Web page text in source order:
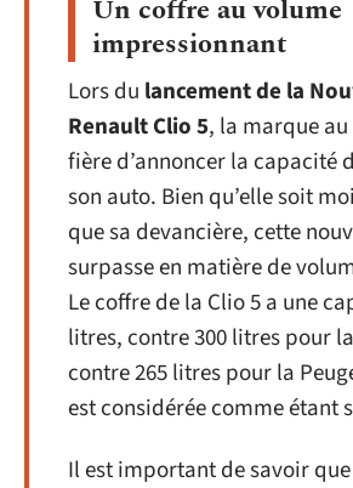
Un coffre au volume
impressionnant
Lors du lancement de la
Renault Clio 5, la marque
fière d’annoncer la capacité
son auto. Bien qu’elle soit
que sa devancière, cette
surpasse en matière de
Le coffre de la Clio 5 a une
litres, contre 300 litres pour
contre 265 litres pour la
est considérée comme étant
Il est important de savoir